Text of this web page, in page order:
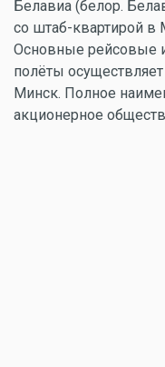
Белавиа (белор.
со штаб-квартирой в
Основные рейсовые
полёты
Минск. Полное
акционерное